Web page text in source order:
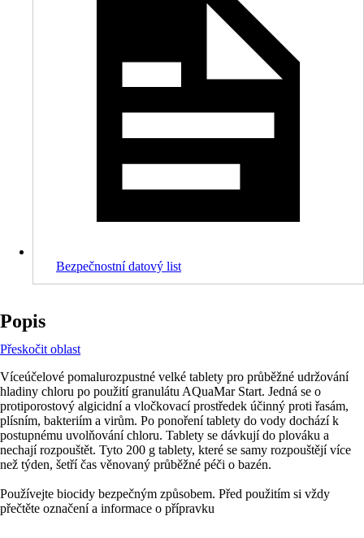
Bezpečnostní datový list
Popis
Přeskočit oblast
Víceúčelové pomalurozpustné velké tablety pro průběžné udržování
hladiny chloru po použití granulátu AQuaMar Start. Jedná se o
protiporostový algicidní a vločkovací prostředek účinný proti řasám,
plísním, bakteriím a virům. Po ponoření tablety do vody dochází k
postupnému uvolňování chloru. Tablety se dávkují do plováku a
nechají rozpouštět. Tyto 200 g tablety, které se samy rozpouštějí více
než týden, šetří čas věnovaný průběžné péči o bazén.
Používejte biocidy bezpečným způsobem. Před použitím si vždy
přečtěte označení a informace o přípravku